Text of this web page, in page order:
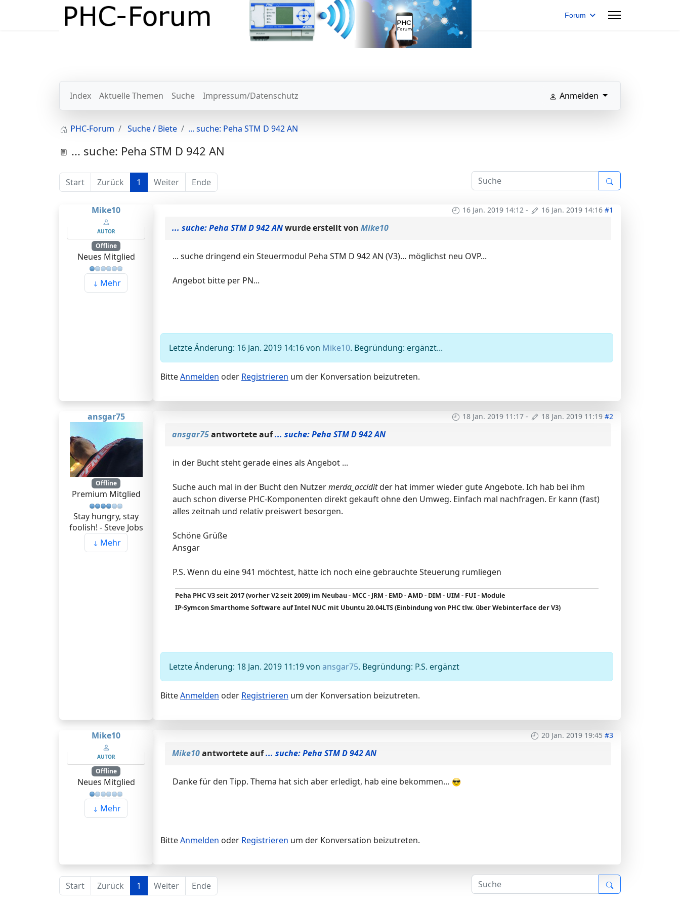
Forum
Index Aktuelle Themen Suche Impressum/Datenschutz Anmelden
PHC-Forum Suche / Biete ... suche: Peha STM D 942 AN
... suche: Peha STM D 942 AN
Start Zurück 1 Weiter Ende
Mike10
AUTOR
Offline
Neues Mitglied
Mehr
16 Jan. 2019 14:12 - 16 Jan. 2019 14:16 #1
... suche: Peha STM D 942 ANwurde erstellt von Mike10
... suche dringend ein Steuermodul Peha STM D 942 AN (V3)... möglichst neu OVP...
Angebot bitte per PN...
Letzte Änderung: 16 Jan. 2019 14:16 von Mike10. Begründung: ergänzt...
BitteAnmelden oder Registrieren um der Konversation beizutreten.
ansgar75
Offline
Premium Mitglied
Stay hungry, stay
foolish! - Steve Jobs
Mehr
18 Jan. 2019 11:17 - 18 Jan. 2019 11:19 #2
ansgar75antwortete auf... suche: Peha STM D 942 AN
in der Bucht steht gerade eines als Angebot ...
Suche auch mal in der Bucht den Nutzermerda_acciditder hat immer wieder gute Angebote. Ich hab bei ihm
auch schon diverse PHC-Komponenten direkt gekauft ohne den Umweg. Einfach mal nachfragen. Er kann (fast)
alles zeitnah und relativ preiswert besorgen.
Schöne Grüße
Ansgar
P.S. Wenn du eine 941 möchtest, hätte ich noch eine gebrauchte Steuerung rumliegen
Peha PHC V3 seit 2017 (vorher V2 seit 2009) im Neubau - MCC - JRM - EMD - AMD - DIM - UIM - FUI - Module
IP-Symcon Smarthome Software auf Intel NUC mit Ubuntu 20.04LTS (Einbindung von PHC tlw. über Webinterface der V3)
Letzte Änderung: 18 Jan. 2019 11:19 von ansgar75. Begründung: P.S. ergänzt
BitteAnmelden oder Registrieren um der Konversation beizutreten.
Mike10
AUTOR
Offline
Neues Mitglied
Mehr
20 Jan. 2019 19:45 #3
Mike10antwortete auf... suche: Peha STM D 942 AN
Danke für den Tipp. Thema hat sich aber erledigt, hab eine bekommen...
BitteAnmelden oder Registrieren um der Konversation beizutreten.
Start Zurück 1 Weiter Ende